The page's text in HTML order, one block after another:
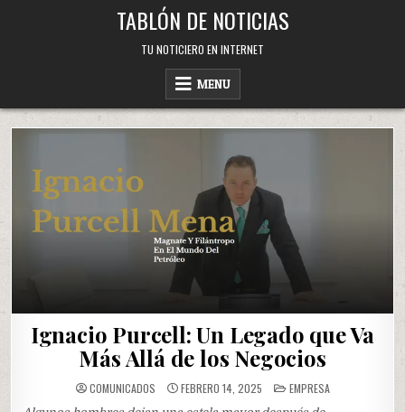
TABLÓN DE NOTICIAS
TU NOTICIERO EN INTERNET
MENU
Ignacio Purcell: Un Legado que Va
Más Allá de los Negocios
COMUNICADOS FEBRERO 14, 2025 POSTED
IN
EMPRESA